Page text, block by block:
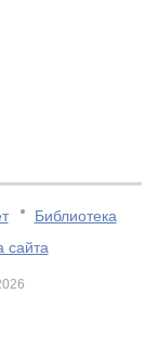
Библиотека
сайта